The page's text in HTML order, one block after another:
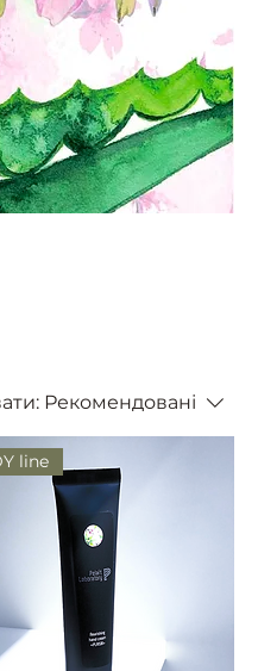
Рекомендовані
line